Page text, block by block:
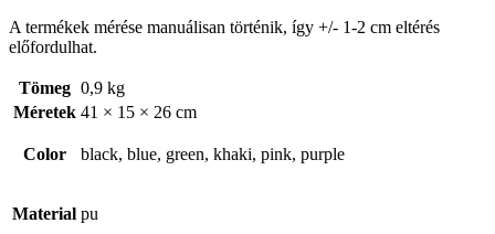
A termékek mérése manuálisan történik, így +/- 1-2 cm eltérés
előfordulhat.
Tömeg 0,9 kg
Méretek 41 × 15 × 26 cm
Color black, blue, green, khaki, pink, purple
Material pu